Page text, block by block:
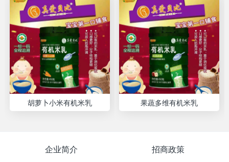
胡萝卜小米有机米乳 果蔬多维有机米乳
企业简介 招商政策